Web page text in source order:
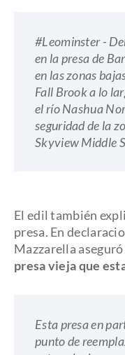
#Leominster -
en la presa de
en las zonas
Fall Brook a lo
el río Nashua
seguridad de la
Skyview Middle
El edil también
presa. En
Mazzarella
presa vieja que
Esta presa en
punto de